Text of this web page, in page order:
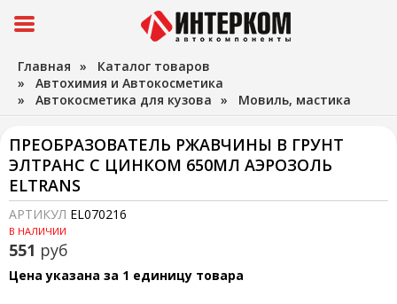
Главная » Каталог товаров
» Автохимия и Автокосметика
» Автокосметика для кузова » Мовиль, мастика
ПРЕОБРАЗОВАТЕЛЬ РЖАВЧИНЫ В ГРУНТ
ЭЛТРАНС С ЦИНКОМ 650МЛ АЭРОЗОЛЬ
ELTRANS
АРТИКУЛ EL070216
В НАЛИЧИИ
551 руб
Цена указана за 1 единицу товара